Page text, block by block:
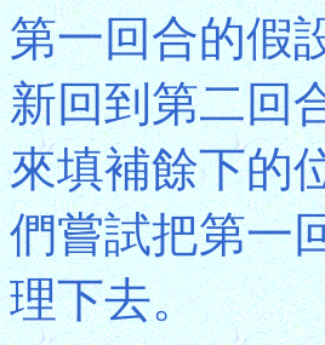
第一回合的假
新回到第二回
來填補餘下的
們嘗試把第一
理下去。